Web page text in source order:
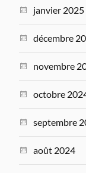
janvier 2025
décembre
novembre
octobre
septembre
août 2024